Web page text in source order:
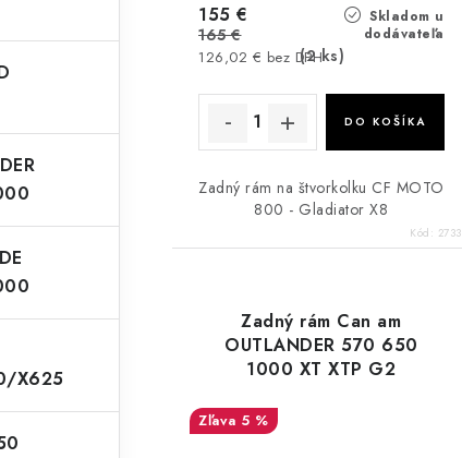
X625
Skladom u
dodávateľa
(2 ks)
126,02 € bez DPH
155 €
165 €
DO KOŠÍKA
Zadný rám na štvorkolku CF MOTO
800 - Gladiator X8
Kód: 2733
Zadný rám Can am
OUTLANDER 570 650
1000 XT XTP G2
5 %